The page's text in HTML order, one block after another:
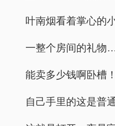
叶南烟看着掌心的
一整个房间的礼物
能卖多少钱啊卧槽！
自己手里的这是普